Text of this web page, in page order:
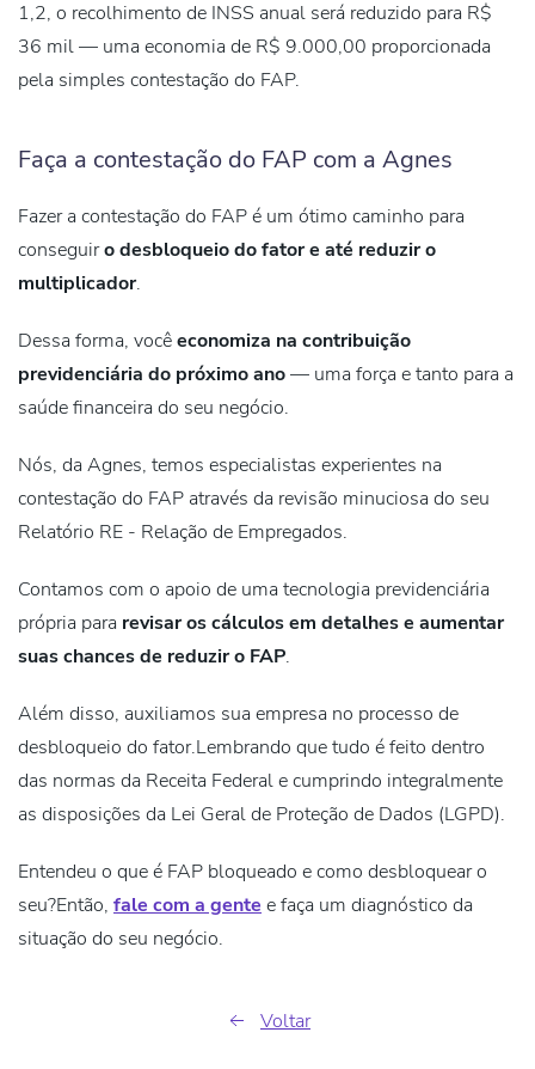
1,2, o recolhimento de INSS anual será reduzido para R$
36 mil — uma economia de R$ 9.000,00 proporcionada
pela simples contestação do FAP.
Faça a contestação do FAP com a Agnes
Fazer a contestação do FAP é um ótimo caminho para
conseguiro desbloqueio do fator e até reduzir o
multiplicador.
Dessa forma, vocêeconomiza na contribuição
previdenciária do próximo ano— uma força e tanto para a
saúde financeira do seu negócio.
Nós, da Agnes, temos especialistas experientes na
contestação do FAP através da revisão minuciosa do seu
Relatório RE - Relação de Empregados.
Contamos com o apoio de uma tecnologia previdenciária
própria para revisar os cálculos em detalhes e aumentar
suas chances de reduzir o FAP.
Além disso, auxiliamos sua empresa no processo de
desbloqueio do fator.Lembrando que tudo é feito dentro
das normas da Receita Federale cumprindo integralmente
as disposições da Lei Geral de Proteção de Dados (LGPD).
Entendeu o que é FAP bloqueado e como desbloquear o
seu?Então, fale com a gente e faça um diagnóstico da
situação do seu negócio.
Voltar